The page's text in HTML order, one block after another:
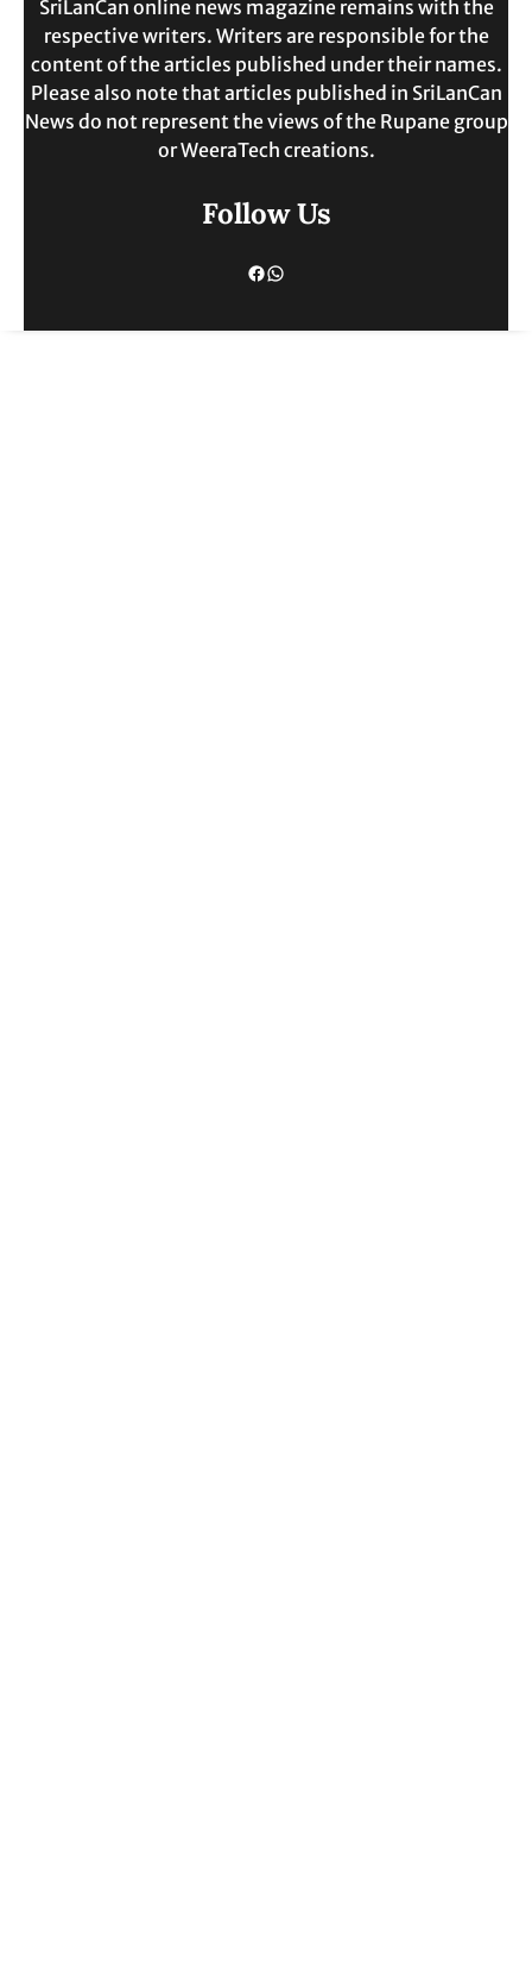
SriLanCan online news magazine remains with the
respective writers. Writers are responsible for the
content of the articles published under their names.
Please also note that articles published in SriLanCan
News do not represent the views of the Rupane group
or WeeraTech creations.
Follow Us
Facebook
WhatsApp